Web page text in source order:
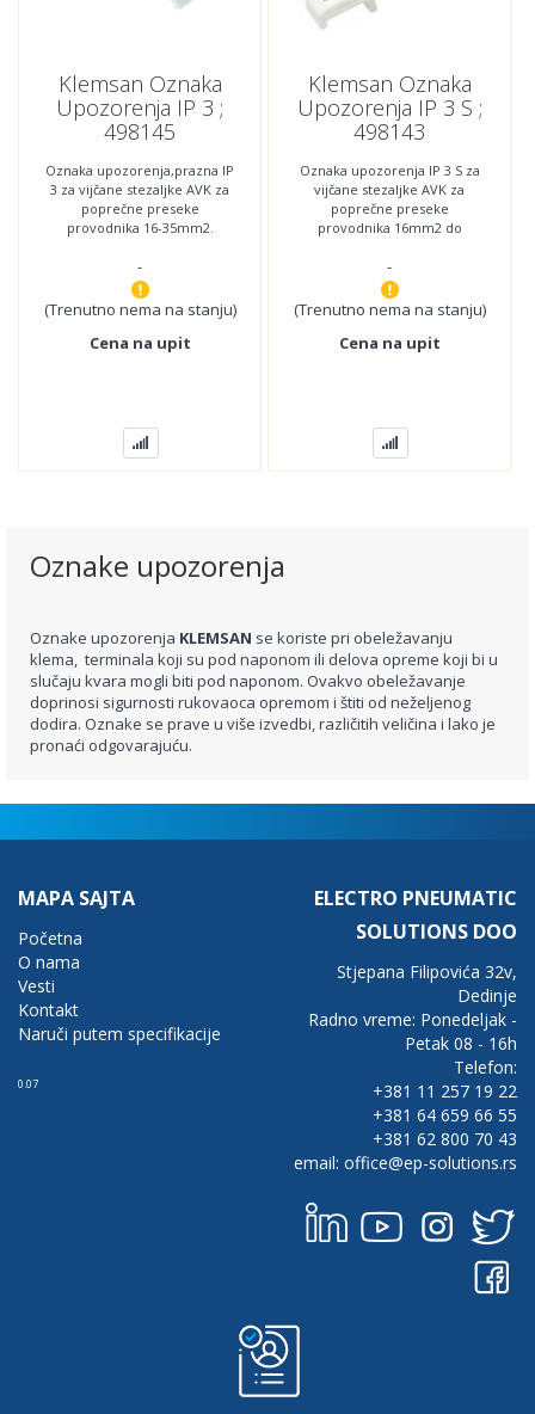
Klemsan Oznaka
Upozorenja IP 3 ;
498145
Oznaka upozorenja,prazna IP
3 za vijčane stezaljke AVK za
poprečne preseke
provodnika 16-35mm2.
naručivanje : 25.
-
(Trenutno nema na stanju)
Cena na upit
Klemsan Oznaka
Upozorenja IP 3 S ;
498143
Oznaka upozorenja IP 3 S za
vijčane stezaljke AVK za
poprečne preseke
provodnika 16mm2 do
naručivanje : 25.
-
(Trenutno nema na stanju)
Cena na upit
Oznake upozorenja
Oznake upozorenja KLEMSAN se koriste pri obeležavanju
klema, terminala koji su pod naponom ili delova opreme koji bi u
slučaju kvara mogli biti pod naponom. Ovakvo obeležavanje
doprinosi sigurnosti rukovaoca opremom i štiti od neželjenog
dodira. Oznake se prave u više izvedbi, različitih veličina i lako je
pronaći odgovarajuću.
MAPA SAJTA
Početna
O nama
Vesti
Kontakt
Naruči putem specifikacije
0.07
ELECTRO PNEUMATIC
SOLUTIONS DOO
Stjepana Filipovića 32v,
Dedinje
Radno vreme: Ponedeljak -
Petak 08 - 16h
Telefon:
+381 11 257 19 22
+381 64 659 66 55
+381 62 800 70 43
email: office@ep-solutions.rs